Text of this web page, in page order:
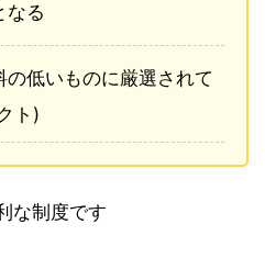
なる
低いものに厳選されて
ト)
な制度です